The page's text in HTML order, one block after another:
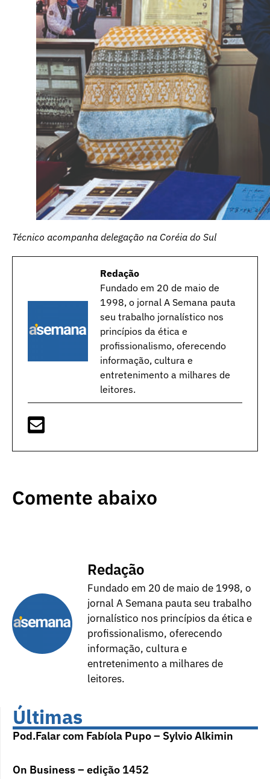
Técnico acompanha delegação na Coréia do Sul
Redação
Fundado em 20 de maio de
1998, o jornal A Semana pauta
seu trabalho jornalístico nos
princípios da ética e
profissionalismo, oferecendo
informação, cultura e
entretenimento a milhares de
leitores.
Comente abaixo
Redação
Fundado em 20 de maio de 1998, o
jornal A Semana pauta seu trabalho
jornalístico nos princípios da ética e
profissionalismo, oferecendo
informação, cultura e
entretenimento a milhares de
leitores.
Últimas
Pod.Falar com Fabíola Pupo – Sylvio Alkimin
On Business – edição 1452